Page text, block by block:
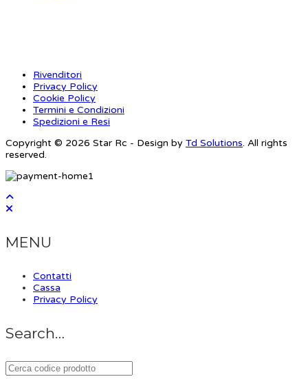
Rivenditori
Privacy Policy
Cookie Policy
Termini e Condizioni
Spedizioni e Resi
Copyright © 2026 Star Rc - Design by Td Solutions. All rights
reserved.
MENU
Contatti
Cassa
Privacy Policy
Search…